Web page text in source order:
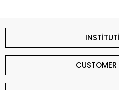
CUSTOMER